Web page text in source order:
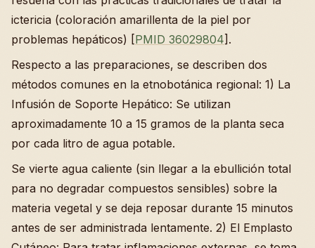
ictericia (coloración amarillenta de la piel por
problemas hepáticos) [PMID 36029804].
Respecto a las preparaciones, se describen dos
métodos comunes en la etnobotánica regional: 1) La
Infusión de Soporte Hepático: Se utilizan
aproximadamente 10 a 15 gramos de la planta seca
por cada litro de agua potable.
Se vierte agua caliente (sin llegar a la ebullición total
para no degradar compuestos sensibles) sobre la
materia vegetal y se deja reposar durante 15 minutos
antes de ser administrada lentamente. 2) El Emplasto